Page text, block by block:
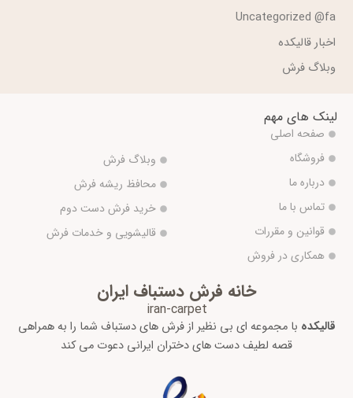
Uncategorized @fa
اخبار قالیکده
وبلاگ فرش
لینک های مهم
صفحه اصلی
فروشگاه
درباره ما
تماس با ما
قوانین و مقررات
همکاری در فروش
وبلاگ فرش
محافظ ریشه فرش
خرید فرش دست دوم
قالیشویی و خدمات فرش
خانه فرش دستباف ایران
iran-carpet
قالیکده با مجموعه ای بی نظیر از فرش های دستباف شما را به همراهی
قصه لطیف دست های دختران ایرانی دعوت می کند